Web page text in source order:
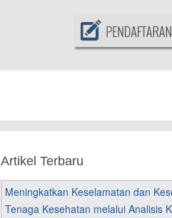
Artikel Terbaru
Meningkatkan Keselamatan dan
Tenaga Kesehatan melalui Analisis